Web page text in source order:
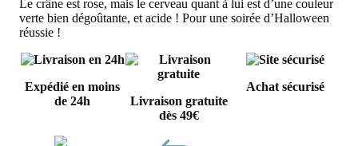
Le crâne est rose, mais le cerveau quant à lui est d’une couleur
verte bien dégoûtante, et acide ! Pour une soirée d’Halloween
réussie !
Expédié en moins
de 24h
Livraison gratuite
dès 49€
Achat sécurisé